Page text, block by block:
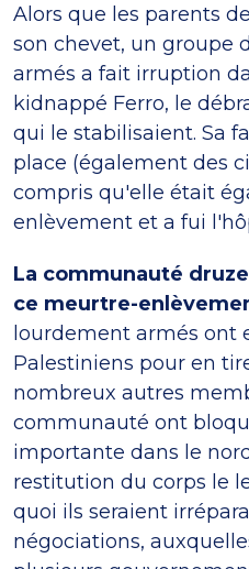
Alors que les parents
son chevet, un groupe
armés a fait irruption
kidnappé Ferro, le
qui le stabilisaient. Sa
place (également des
compris qu'elle était
enlèvement et a fui
La communauté
ce meurtre-
lourdement armés ont
Palestiniens pour en
nombreux autres
communauté ont
importante dans le
restitution du corps le
quoi ils seraient
négociations,